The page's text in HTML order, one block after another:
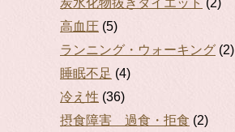
炭水化物抜きダイエット (2)
高血圧 (5)
ランニング・ウォーキング (2)
睡眠不足 (4)
冷え性 (36)
摂食障害 過食・拒食 (2)